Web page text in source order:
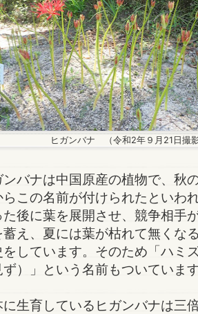
ヒガンバナ （令和2年９月21日撮
バナは中国原産の植物で、秋
らこの名前が付けられたといわ
後に葉を展開させ、競争相手
え、夏には葉が枯れて無くな
しています。そのため「ハミ
ず）」という名前もついていま
生育しているヒガンバナは三